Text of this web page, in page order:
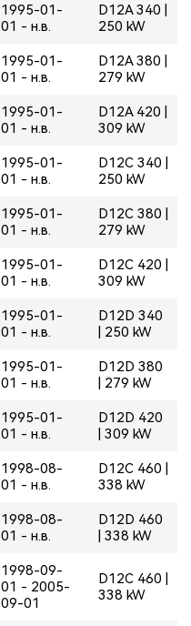
1995-01-
01 - н.в.
D12A 340 |
250 kW
1995-01-
01 - н.в.
D12A 380 |
279 kW
1995-01-
01 - н.в.
D12A 420 |
309 kW
1995-01-
01 - н.в.
D12C 340 |
250 kW
1995-01-
01 - н.в.
D12C 380 |
279 kW
1995-01-
01 - н.в.
D12C 420 |
309 kW
1995-01-
01 - н.в.
D12D 340
| 250 kW
1995-01-
01 - н.в.
D12D 380
| 279 kW
1995-01-
01 - н.в.
D12D 420
| 309 kW
1998-08-
01 - н.в.
D12C 460 |
338 kW
1998-08-
01 - н.в.
D12D 460
| 338 kW
1998-09-
01 - 2005-
09-01
D12C 460 |
338 kW